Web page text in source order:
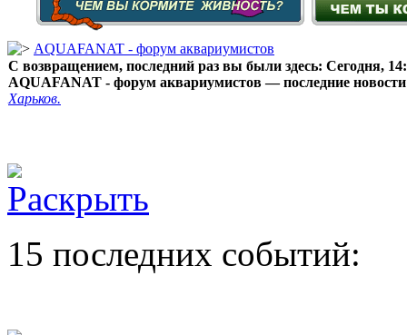
AQUAFANAT - форум аквариумистов
С возвращением, последний раз вы были здесь: Сегодня,
AQUAFANAT - форум аквариумистов — последние
Харьков.
15 последних событий: